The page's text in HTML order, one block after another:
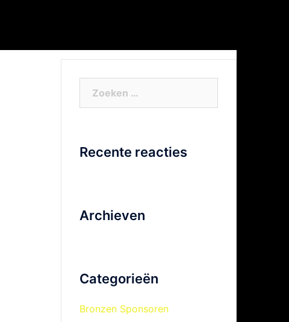
Recente reacties
Archieven
Categorieën
Bronzen Sponsoren